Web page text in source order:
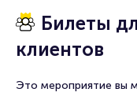
Билеты
клиентов
Это мероприятие вы